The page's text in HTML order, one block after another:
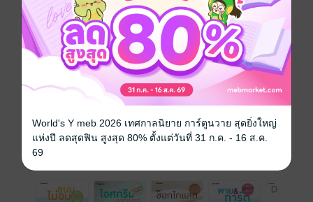
เพื่อให้ผู้ทำสามารถเข้าใจง่ายและเห็นวิธีการทำที่ชัดเจน
ประเภทไฟล์ pdf
วันที่วางขาย 01 กันยายน 2557
111 หน้า
ราคาปก 250 บาท (ประหยัด 25%)
เรื่องที่คุณน่าจะสนใจ
World's Y meb 2026 เทศกาลนิยาย การ์ตูนวาย สุดยิ่งใหญ่
แห่งปี ลดสุดฟิน สูงสุด 80% ตั้งแต่วันที่ 31 ก.ค. - 16 ส.ค.
69